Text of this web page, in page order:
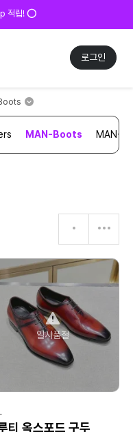
적립! ⭕
로그인
MAN-Boots MAN-
일시품절
티 옥스포드 구두